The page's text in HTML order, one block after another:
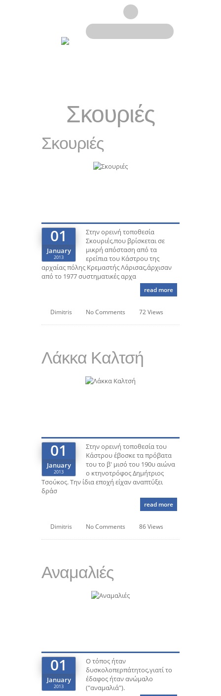
Σκουριές
Σκουριές
01
January
2013
Στην ορεινή τοποθεσία
Σκουριές,που βρίσκεται σε
μικρή απόσταση από τα
ερείπια του Κάστρου της
αρχαίας πόλης Κρεμαστής Λάρισας,άρχισαν
από το 1977 συστηματικές αρχα
read more
Dimitris No Comments 72 Views
Λάκκα Καλτσή
01
January
2013
Στην ορεινή τοποθεσία του
Κάστρου έβοσκε τα πρόβατα
του το β' μισό του 190υ αιώνα
ο κτηνοτρόφος Δημήτριος
Τσούκος. Την ίδια εποχή είχαν αναπτύξει
δράσ
read more
Dimitris No Comments 86 Views
Αναμαλιές
01
January
2013
Ο τόπος ήταν
δυσκολοπερπάτητος,γιατί το
έδαφος ήταν ανώμαλο
("αναμαλιά").